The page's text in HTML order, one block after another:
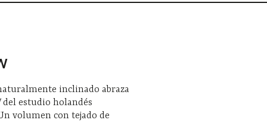
inclinado abraza
del estudio holandés
volumen con tejado de